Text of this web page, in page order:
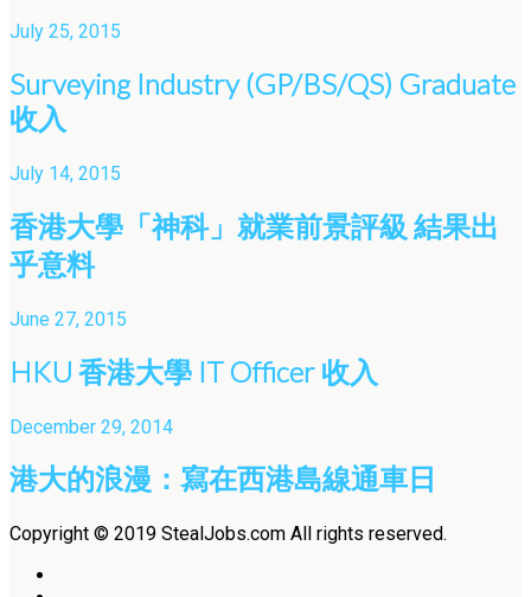
July 25, 2015
Surveying Industry (GP/BS/QS) Graduate
收入
July 14, 2015
香港大學「神科」就業前景評級 結果出
乎意料
June 27, 2015
HKU 香港大學 IT Officer 收入
December 29, 2014
港大的浪漫：寫在西港島線通車日
Copyright © 2019 StealJobs.com All rights reserved.